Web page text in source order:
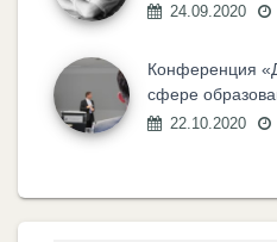
24.09.2020
Конференция
сфере
22.10.2020